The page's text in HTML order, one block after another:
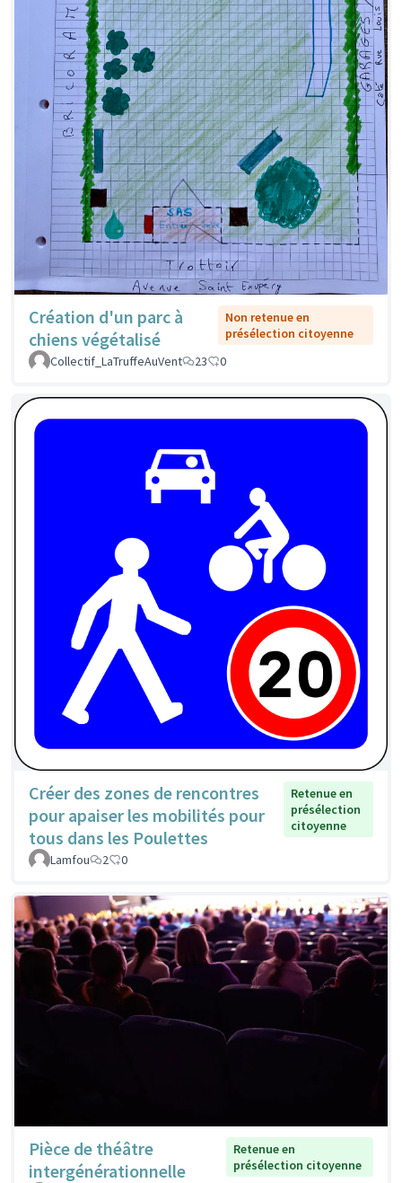
Création d'un parc à
chiens végétalisé
Non retenue en
présélection citoyenne
Collectif_LaTruffeAuVent
23 0
Créer des zones de rencontres
pour apaiser les mobilités pour
tous dans les Poulettes
Retenue en
présélection
citoyenne
Lamfou 2 0
Pièce de théâtre
intergénérationnelle
Retenue en
présélection citoyenne